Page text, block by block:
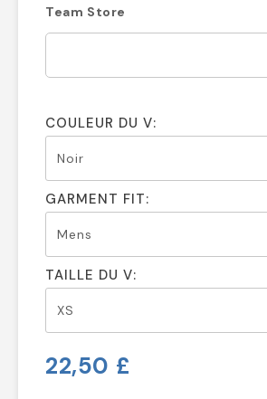
Team Store
COULEUR DU V:
GARMENT FIT:
TAILLE DU V:
22,50 £